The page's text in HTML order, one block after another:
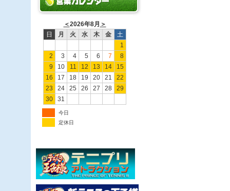
＜2026年8月 ＞
日
月 火 水 木 金
土
1
2
3 4 5 6 7
8
9
10 11 12 13 14
15
16
17 18 19 20 21
22
23
24 25 26 27 28
29
30
31
今日
定休日